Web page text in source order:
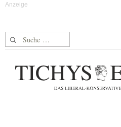
Suche nach: